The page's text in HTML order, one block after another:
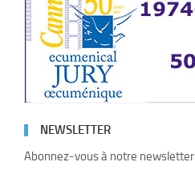
NEWSLETTER
Abonnez-vous à notre newsletter